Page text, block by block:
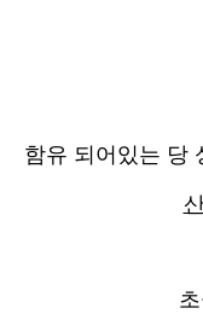
함유 되어있는 당